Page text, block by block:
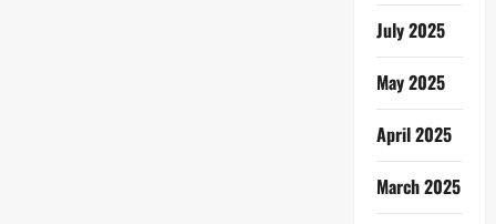
July 2025
May 2025
April 2025
March 2025